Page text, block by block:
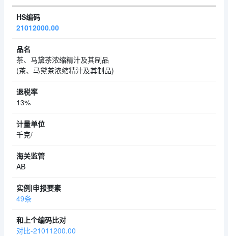
21012000.00
茶、马黛茶浓缩精汁及其制品
(茶、马黛茶浓缩精汁及其制品)
13%
千克/
AB
49条
对比-21011200.00